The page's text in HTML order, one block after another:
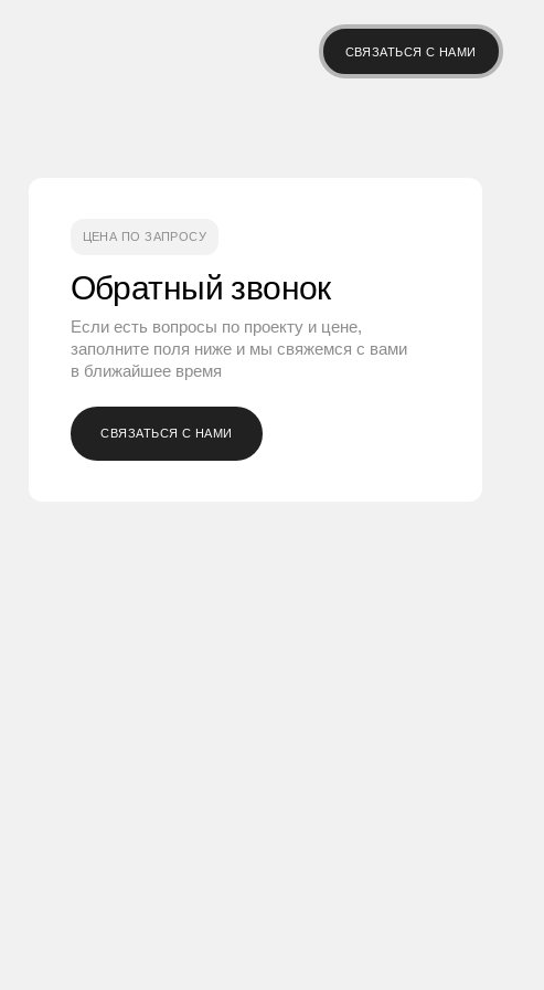
СВЯЗАТЬСЯ С НАМИ
ЦЕНА ПО ЗАПРОСУ
Обратный звонок
Если есть вопросы по проекту и цене,
заполните поля ниже и мы свяжемся с вами
в ближайшее время
СВЯЗАТЬСЯ С НАМИ